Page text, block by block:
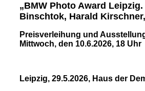
„BMW Photo Award
Binschtok, Harald
Preisverleihung und
Mittwoch, den 10.6.2026, 18 Uhr
Leipzig, 29.5.2026, Haus der